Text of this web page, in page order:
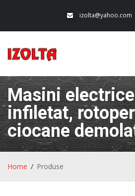
izolta@yahoo.com
Masini
infiletat,
ciocane
Home Produse